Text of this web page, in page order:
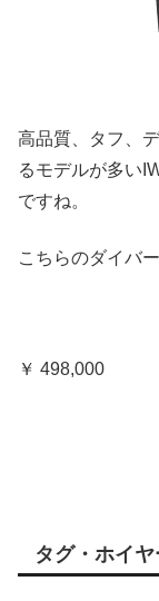
高品質、タフ、
るモデルが多い
ですね。
こちらのダイバ
￥ 498,000
タグ・ホイ